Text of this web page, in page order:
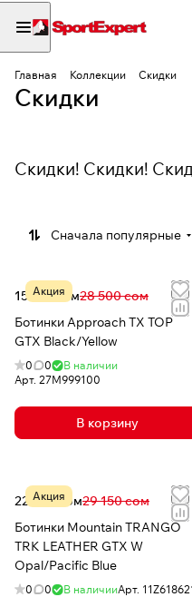
Главная Коллекции Скидки
Скидки
Скидки! Скидки!
Сначала популярные
Акция
15 156 сом28 500 сом
Ботинки Approach TX TOP
GTX Black/Yellow
0 0
В наличии
Арт. 27M999100
В корзину
Акция
22 839 сом29 150 сом
Ботинки Mountain TRANGO
TRK LEATHER GTX W
Opal/Pacific Blue
0 0 В наличииАрт.